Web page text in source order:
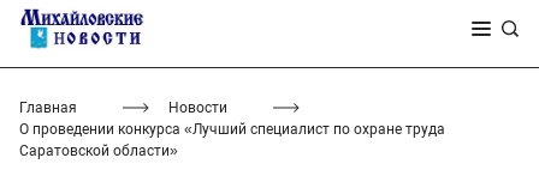
Главная
Новости
О проведении конкурса «Лучший специалист по охране труда
Саратовской области»